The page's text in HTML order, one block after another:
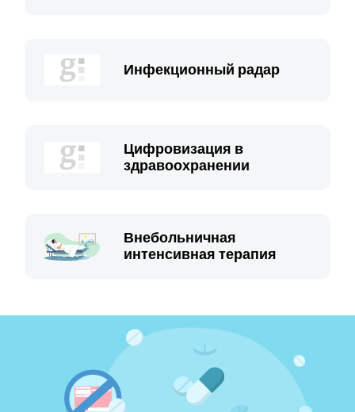
Инфекционный радар
Цифровизация в
здравоохранении
Внебольничная
интенсивная терапия